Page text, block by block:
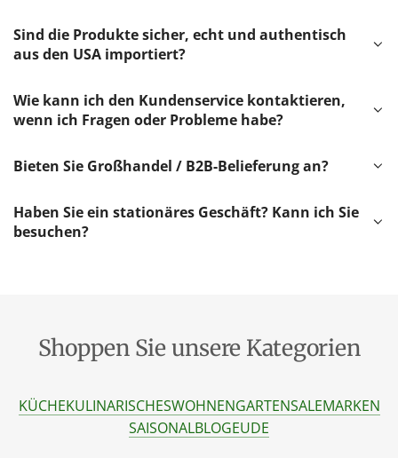
Sind die Produkte sicher, echt und authentisch
aus den USA importiert?
Wie kann ich den Kundenservice kontaktieren,
wenn ich Fragen oder Probleme habe?
Bieten Sie Großhandel / B2B-Belieferung an?
Haben Sie ein stationäres Geschäft? Kann ich Sie
besuchen?
Shoppen Sie unsere Kategorien
KÜCHEKULINARISCHESWOHNENGARTENSALEMARKEN
SAISONALBLOGEUDE